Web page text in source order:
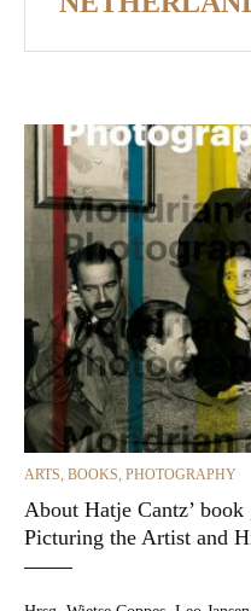
CATEGORIES
ARTS, BOOKS, PHOTOGRAPHY
About Hatje Cantz’
Picturing the Artist and